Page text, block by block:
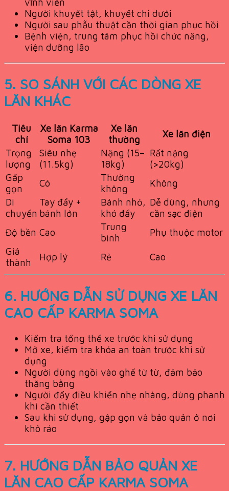
Người khuyết tật, khuyết chi dưới
Người sau phẫu thuật cần thời gian phục hồi
Bệnh viện, trung tâm phục hồi chức năng,
viện dưỡng lão
5. SO SÁNH VỚI CÁC DÒNG XE
LĂN KHÁC
Tiêu
chí
Xe lăn Karma
Soma 103
Xe lăn
thường
Xe lăn điện
Trọng
lượng
Siêu nhẹ
(11.5kg)
Nặng (15–
18kg)
Rất nặng
(>20kg)
Gấp
gọn
Có
Thường
không
Không
Di
chuyển
Tay đẩy +
bánh lớn
Bánh nhỏ,
khó đẩy
Dễ dùng, nhưng
cần sạc điện
Độ bền Cao
Trung
bình
Phụ thuộc motor
Giá
thành
Hợp lý Rẻ Cao
6. HƯỚNG DẪN SỬ DỤNG XE LĂN
CAO CẤP KARMA SOMA
Kiểm tra tổng thể xe trước khi sử dụng
Mở xe, kiểm tra khóa an toàn trước khi sử
dụng
Người dùng ngồi vào ghế từ từ, đảm bảo
thăng bằng
Người đẩy điều khiển nhẹ nhàng, dùng phanh
khi cần thiết
Sau khi sử dụng, gập gọn và bảo quản ở nơi
khô ráo
7. HƯỚNG DẪN BẢO QUẢN XE
LĂN CAO CẤP KARMA SOMA